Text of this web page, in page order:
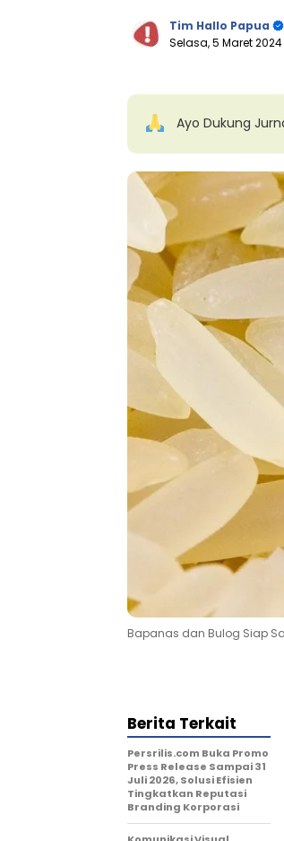
Tim Hallo Papua
Selasa, 5 Maret 2024
Ayo Dukung
Bapanas dan Bulog Siap
Berita Terkait
Persrilis.com Buka Promo
Press Release Sampai 31
Juli 2026, Solusi Efisien
Tingkatkan Reputasi
Branding Korporasi